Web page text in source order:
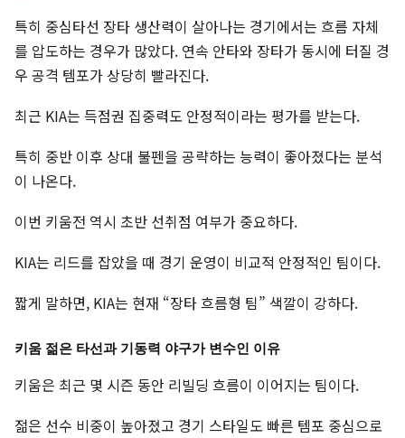
특히 중심타선 장타 생산력이 살아나는 경기에서는 흐름 자체
를 압도하는 경우가 많았다. 연속 안타와 장타가 동시에 터질 경
우 공격 템포가 상당히 빨라진다.
최근 KIA는 득점권 집중력도 안정적이라는 평가를 받는다.
특히 중반 이후 상대 불펜을 공략하는 능력이 좋아졌다는 분석
이 나온다.
이번 키움전 역시 초반 선취점 여부가 중요하다.
KIA는 리드를 잡았을 때 경기 운영이 비교적 안정적인 팀이다.
짧게 말하면, KIA는 현재 “장타 흐름형 팀” 색깔이 강하다.
키움 젊은 타선과 기동력 야구가 변수인 이유
키움은 최근 몇 시즌 동안 리빌딩 흐름이 이어지는 팀이다.
젊은 선수 비중이 높아졌고 경기 스타일도 빠른 템포 중심으로